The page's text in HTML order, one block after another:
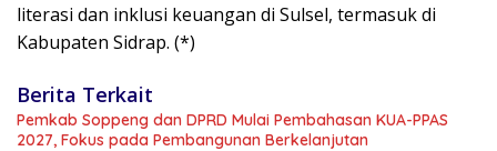
literasi dan inklusi keuangan di Sulsel, termasuk di
Kabupaten Sidrap. (*)
Berita Terkait
Pemkab Soppeng dan DPRD Mulai Pembahasan KUA-PPAS
2027, Fokus pada Pembangunan Berkelanjutan